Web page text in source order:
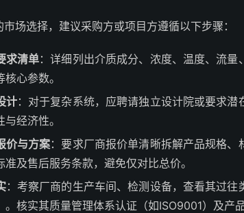
场选择，建议采购方或项目方遵循以下步骤：
求清单：详细列出介质成分、浓度、温度、流
心参数。
计：对于复杂系统，应聘请独立设计院或要求
经济性。
价与方案：要求厂商报价单清晰拆解产品规格
准及售后服务条款，避免仅对比总价。
：考察厂商的生产车间、检测设备，查看其过
。核实其质量管理体系认证（如ISO9001）及产